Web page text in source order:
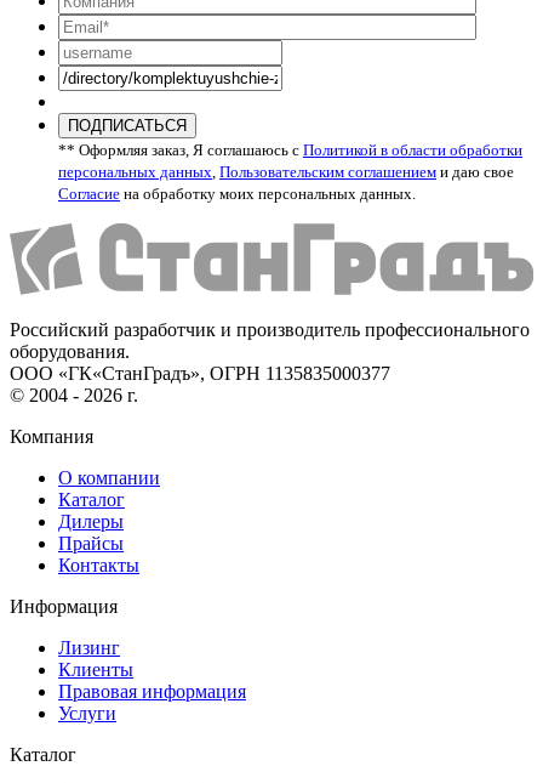
ПОДПИСАТЬСЯ
** Оформляя заказ, Я соглашаюсь с Политикой в области обработки
персональных данных Пользовательским соглашением и даю свое
Согласие на обработку моих персональных данных.
Российский разработчик и производитель профессионального
оборудования.
ООО «ГК«СтанГрадъ», ОГРН 1135835000377
© 2004 - 2026 г.
Компания
О компании
Каталог
Дилеры
Прайсы
Контакты
Информация
Лизинг
Клиенты
Правовая информация
Услуги
Каталог